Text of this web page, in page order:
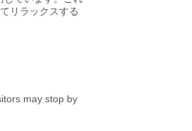
リラックスする
may stop by